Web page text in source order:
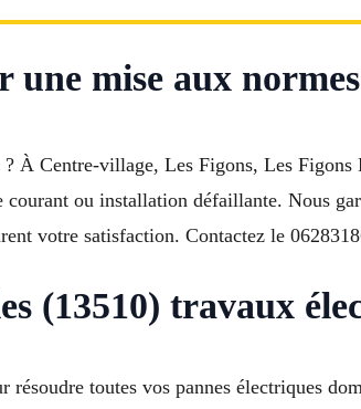
mise aux
À Centre-village, Les Figons, Les
ou installation défaillante. Nous
votre satisfaction. Contactez le
(13510) travaux
toutes vos pannes électriques